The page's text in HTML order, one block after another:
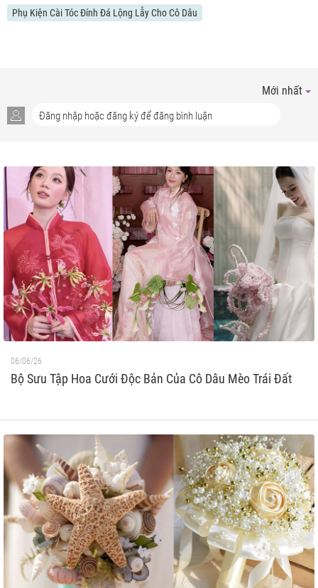
Phụ Kiện Cài Tóc Đính Đá Lộng Lẫy Cho Cô Dâu
Mới nhất
06/06/26
Bộ Sưu Tập Hoa Cưới Độc Bản Của Cô Dâu Mèo Trái Đất